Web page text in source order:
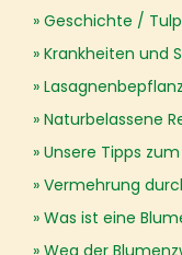
Geschichte /
Krankheiten und
Naturbelassene
Unsere Tipps
Vermehrung
Was ist eine
Weg der